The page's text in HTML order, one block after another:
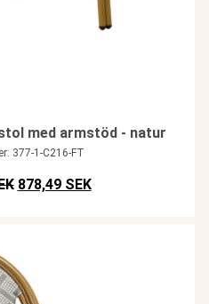
med armstöd - natur
377-1-C216-FT
Det ursprungliga priset var:
878,49 SEKDet nuvarande